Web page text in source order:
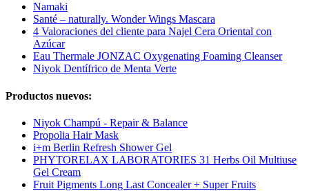
Namaki
Santé – naturally. Wonder Wings Mascara
4 Valoraciones del cliente para Najel Cera Oriental con
Azúcar
Eau Thermale JONZAC Oxygenating Foaming Cleanser
Niyok Dentífrico de Menta Verte
Productos nuevos:
Niyok Champú - Repair & Balance
Propolia Hair Mask
i+m Berlin Refresh Shower Gel
PHYTORELAX LABORATORIES 31 Herbs Oil Multiuse
Gel Cream
Fruit Pigments Long Last Concealer + Super Fruits